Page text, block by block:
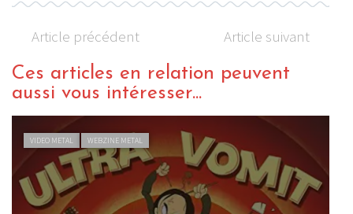
Article précédent Article suivant
Ces articles en relation peuvent
aussi vous intéresser...
VIDEO METAL WEBZINE METAL